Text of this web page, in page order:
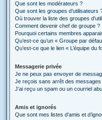
Que sont les modérateurs ?
Que sont les groupes d’utilisateurs
Où trouver la liste des groupes
Comment devenir chef de groupe ?
Pourquoi certains membres
Qu’est-ce qu’un « Groupe par
Qu’est-ce que le lien « L’équipe du
Messagerie privée
Je ne peux pas envoyer de
Je reçois sans arrêt des messages
J’ai reçu un spam ou un courriel
Amis et ignorés
Que sont mes listes d’amis et